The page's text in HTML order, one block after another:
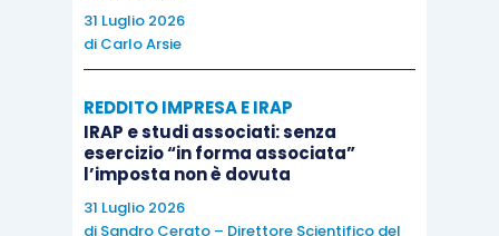
31 Luglio 2026
di Carlo Arsie
REDDITO IMPRESA E IRAP
IRAP e studi associati: senza
esercizio “in forma associata”
l’imposta non è dovuta
31 Luglio 2026
di Sandro Cerato – Direttore Scientifico del